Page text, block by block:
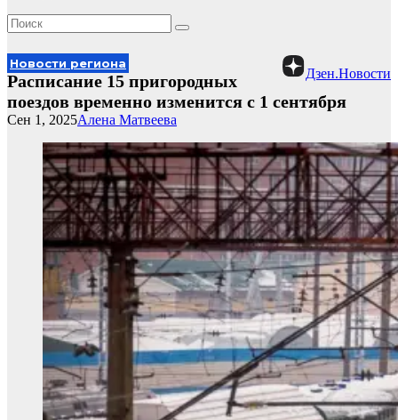
Дзен.Новости
Новости региона
Расписание 15 пригородных
поездов временно изменится с 1 сентября
Алена Матвеева
Сен 1, 2025